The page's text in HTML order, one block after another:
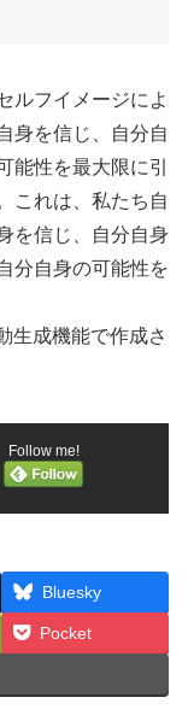
ルフイメージによ
身を信じ、自分自
能性を最大限に引
これは、私たち自
を信じ、自分自身
分自身の可能性を
生成機能で作成さ
Follow me!
Bluesky
Pocket